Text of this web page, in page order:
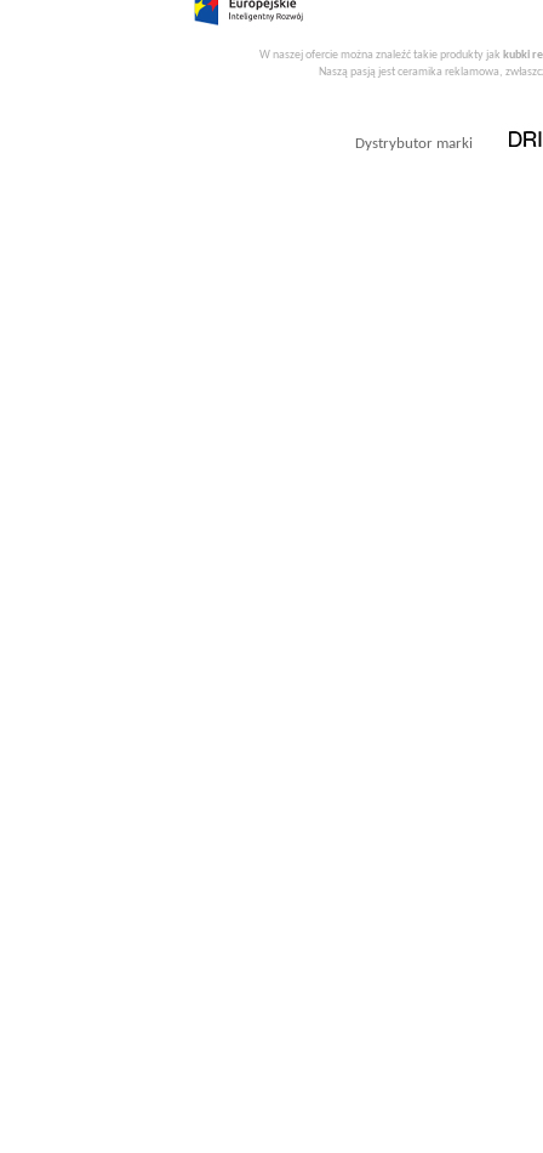
W naszej ofercie można znaleźć takie produkty jak kubki
Naszą pasją jest ceramika reklamowa,
Dystrybutor marki